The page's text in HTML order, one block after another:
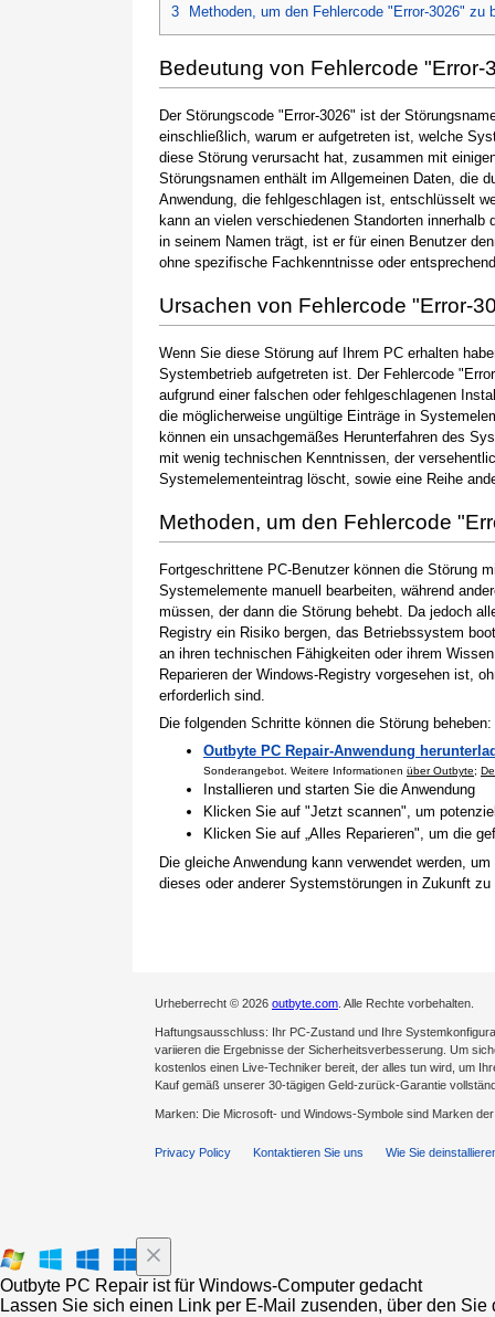
3
Methoden, um den Fehlercode "Error-3026" zu
Bedeutung von Fehlercode "Error-
Der Störungscode "Error-3026" ist der
einschließlich, warum er aufgetreten ist, welche
diese Störung verursacht hat, zusammen mit
Störungsnamen enthält im Allgemeinen Daten, die
Anwendung, die fehlgeschlagen ist, entschlüsselt
kann an vielen verschiedenen Standorten
in seinem Namen trägt, ist er für einen Benutzer
ohne spezifische Fachkenntnisse oder
Ursachen von Fehlercode "Error-
Wenn Sie diese Störung auf Ihrem PC erhalten
Systembetrieb aufgetreten ist. Der Fehlercode
aufgrund einer falschen oder fehlgeschlagenen
die möglicherweise ungültige Einträge in
können ein unsachgemäßes Herunterfahren des
mit wenig technischen Kenntnissen, der
Systemelementeintrag löscht, sowie eine Reihe
Methoden, um den Fehlercode
Fortgeschrittene PC-Benutzer können die Störung
Systemelemente manuell bearbeiten, während
müssen, der dann die Störung behebt. Da jedoch
Registry ein Risiko bergen, das Betriebssystem
an ihren technischen Fähigkeiten oder ihrem
Reparieren der Windows-Registry vorgesehen ist,
erforderlich sind.
Die folgenden Schritte können die Störung beheben:
Outbyte PC Repair-Anwendung
Sonderangebot. Weitere Informationen über Outbyte;
Installieren und starten Sie die Anwendung
Klicken Sie auf "Jetzt scannen", um
Klicken Sie auf „Alles Reparieren", um die
Die gleiche Anwendung kann verwendet werden,
dieses oder anderer Systemstörungen in Zukunft zu
Urheberrecht © 2026 outbyte.com . Alle Rechte vorbehalten.
Haftungsausschluss: Ihr PC-Zustand und Ihre
variieren die Ergebnisse der Sicherheitsverbesserung. Um
kostenlos einen Live-Techniker bereit, der alles tun wird, um
Kauf gemäß unserer 30-tägigen Geld-zurück-Garantie
Marken: Die Microsoft- und Windows-Symbole sind Marken
Privacy Policy Kontaktieren Sie uns Wie Sie
Outbyte PC Repair ist für Windows-Computer gedacht
Lassen Sie sich einen Link per E-Mail zusenden, über den